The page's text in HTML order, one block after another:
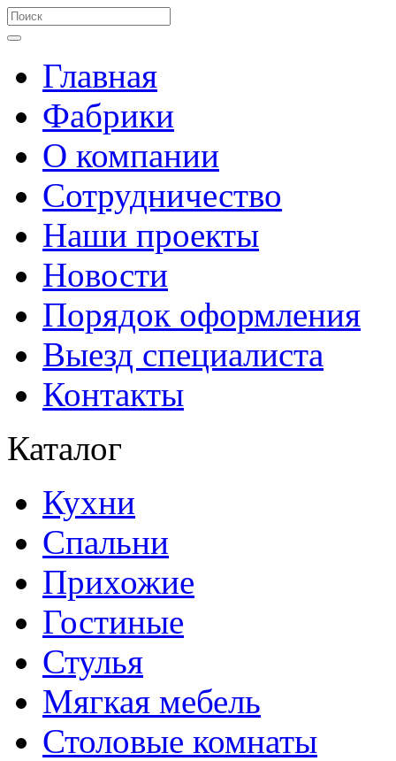
Главная
Фабрики
О компании
Сотрудничество
Наши проекты
Новости
Порядок оформления
Выезд специалиста
Контакты
Каталог
Кухни
Спальни
Прихожие
Гостиные
Стулья
Мягкая мебель
Столовые комнаты